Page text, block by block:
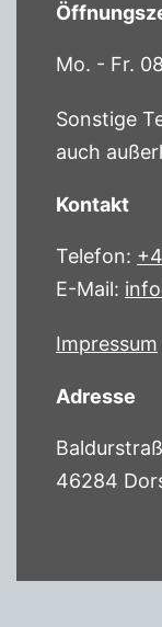
Mo. - Fr.
Sonstige
auch
Kontakt
Telefon:
E-Mail:
Impressum
Adresse
46284